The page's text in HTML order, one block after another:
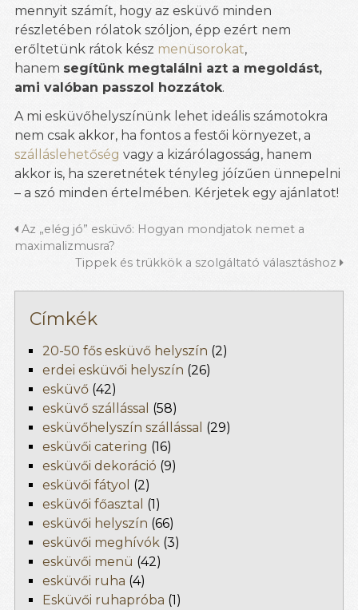
mennyit számít, hogy az esküvő minden
részletében rólatok szóljon, épp ezért nem
erőltetünk rátok kész menüsorokat,
hanem segítünk megtalálni azt a megoldást,
ami valóban passzol hozzátok.
A mi esküvőhelyszínünk lehet ideális számotokra
nem csak akkor, ha fontos a festői környezet, a
szálláslehetőség vagy a kizárólagosság, hanem
akkor is, ha szeretnétek tényleg jóízűen ünnepelni
– a szó minden értelmében. Kérjetek egy ajánlatot!
Az „elég jó” esküvő: Hogyan mondjatok nemet a
maximalizmusra?
Tippek és trükkök a szolgáltató választáshoz
Címkék
20-50 fős esküvő helyszín (2)
erdei esküvői helyszín (26)
esküvő (42)
esküvő szállással (58)
esküvőhelyszín szállással (29)
esküvői catering (16)
esküvői dekoráció (9)
esküvői fátyol (2)
esküvői főasztal (1)
esküvői helyszín (66)
esküvői meghívók (3)
esküvői menü (42)
esküvői ruha (4)
Esküvői ruhapróba (1)